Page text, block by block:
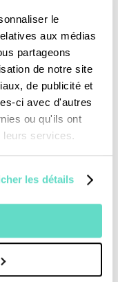
le
aux médias
partageons
de notre site
de publicité et
ci avec d'autres
ou qu'ils ont
leurs services.
les détails
2026
Si’